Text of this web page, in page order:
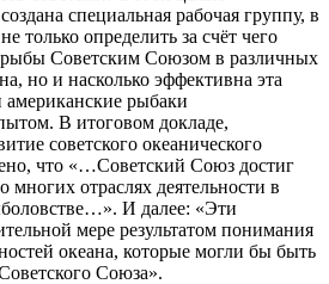
специальная рабочая группу, в
только определить за счёт чего
Советским Союзом в различных
но и насколько эффективна эта
американские рыбаки
В итоговом докладе,
советского океанического
что «…Советский Союз достиг
многих отраслях деятельности в
И далее: «Эти
мере результатом понимания
океана, которые могли бы быть
Союза».